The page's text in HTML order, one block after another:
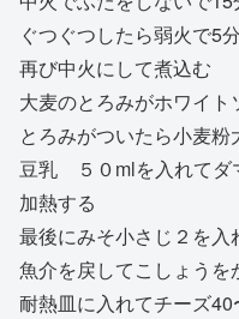
ぐつぐつしたら弱火で5
再び中火にして煮込む
大麦のとろみがホワイト
とろみがついたら小麦粉
豆乳 ５０mlを入れてダ
加熱する
最後にみそ小さじ２を入
魚介を戻してこしょうを
耐熱皿に入れてチーズ